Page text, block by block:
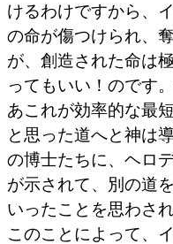
けるわけですから、
の命が傷つけられ、
が、創造された命は
ってもいい！のです
あこれが効率的な最
と思った道へと神は
の博士たちに、ヘロ
が示されて、別の道
いったことを思わされ
このことによって、